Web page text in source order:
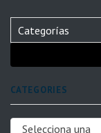
Categorías
CATEGORIES
Selecciona una